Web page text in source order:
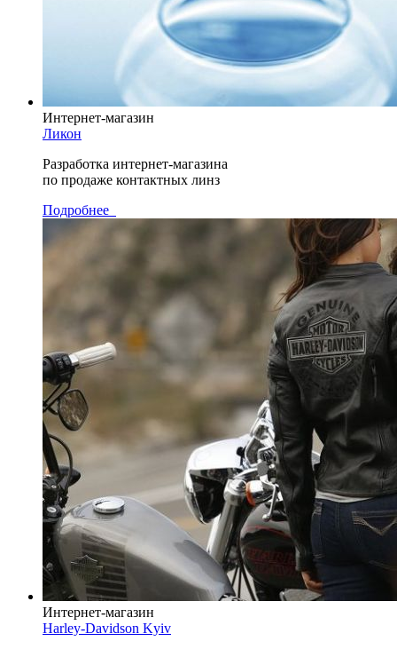
Интернет-магазин
Ликон
Разработка интернет-магазина
по продаже контактных линз
Подробнее
Интернет-магазин
Harley-Davidson Kyiv